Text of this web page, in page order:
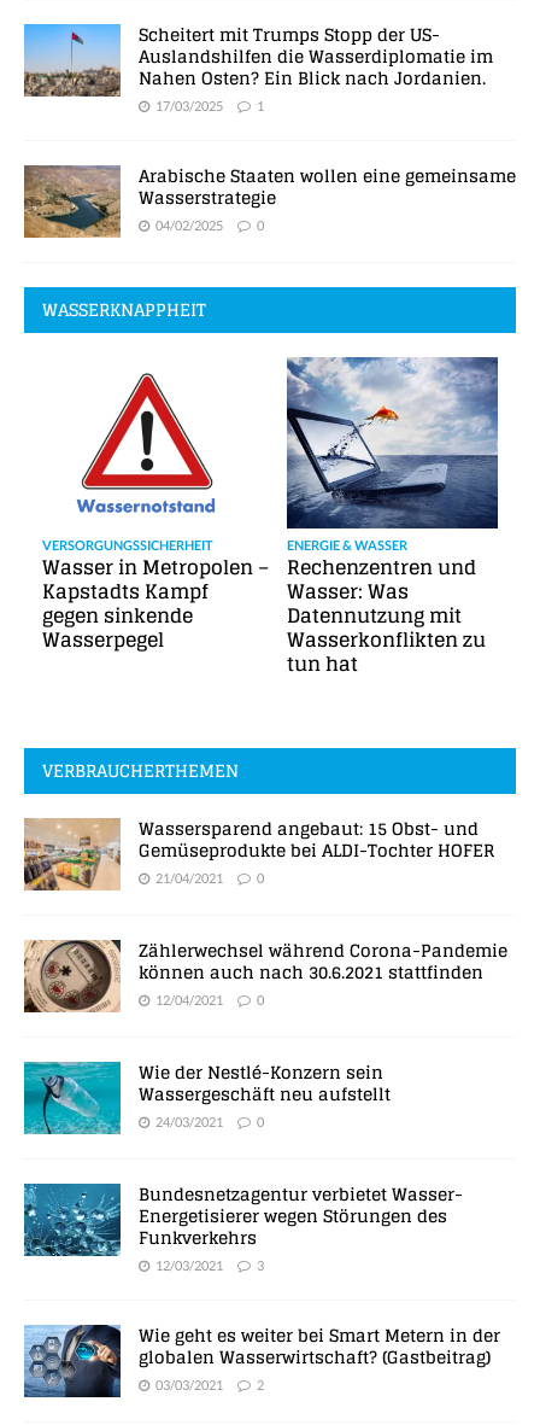
Scheitert mit Trumps Stopp der US-
Auslandshilfen die Wasserdiplomatie im
Nahen Osten? Ein Blick nach Jordanien.
17/03/2025 1
Arabische Staaten wollen eine gemeinsame
Wasserstrategie
04/02/2025 0
WASSERKNAPPHEIT
VERSORGUNGSSICHERHEIT
Wasser in Metropolen –
Kapstadts Kampf
gegen sinkende
Wasserpegel
ENERGIE & WASSER
Rechenzentren und
Wasser: Was
Datennutzung mit
Wasserkonflikten zu
tun hat
VERBRAUCHERTHEMEN
Wassersparend angebaut: 15 Obst- und
Gemüseprodukte bei ALDI-Tochter HOFER
21/04/2021 0
Zählerwechsel während Corona-Pandemie
können auch nach 30.6.2021 stattfinden
12/04/2021 0
Wie der Nestlé-Konzern sein
Wassergeschäft neu aufstellt
24/03/2021 0
Bundesnetzagentur verbietet Wasser-
Energetisierer wegen Störungen des
Funkverkehrs
12/03/2021 3
Wie geht es weiter bei Smart Metern in der
globalen Wasserwirtschaft? (Gastbeitrag)
03/03/2021 2